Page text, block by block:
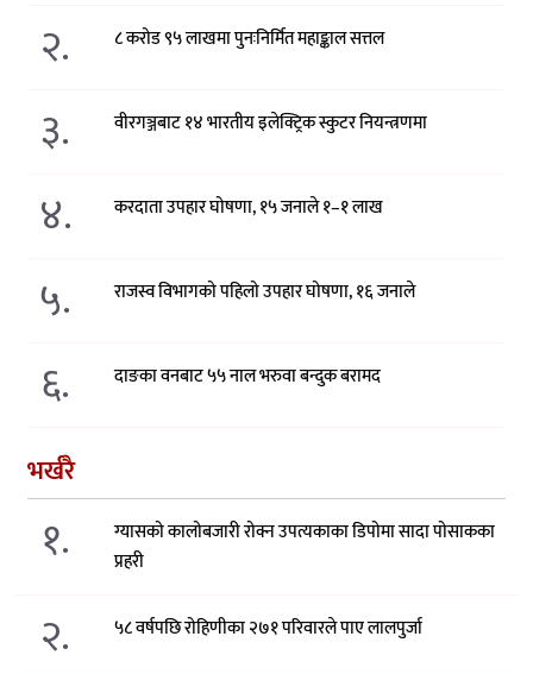
२. ८ करोड ९५ लाखमा पुनःनिर्मित महाङ्काल सत्तल
३. वीरगञ्जबाट १४ भारतीय इलेक्ट्रिक स्कुटर नियन्त्रणमा
४. करदाता उपहार घोषणा, १५ जनाले १–१ लाख
५. राजस्व विभागको पहिलो उपहार घोषणा, १६ जनाले
६. दाङका वनबाट ५५ नाल भरुवा बन्दुक बरामद
भर्खरै
१.
ग्यासको कालोबजारी रोक्न उपत्यकाका डिपोमा सादा पोसाकका
प्रहरी
२. ५८ वर्षपछि रोहिणीका २७१ परिवारले पाए लालपुर्जा